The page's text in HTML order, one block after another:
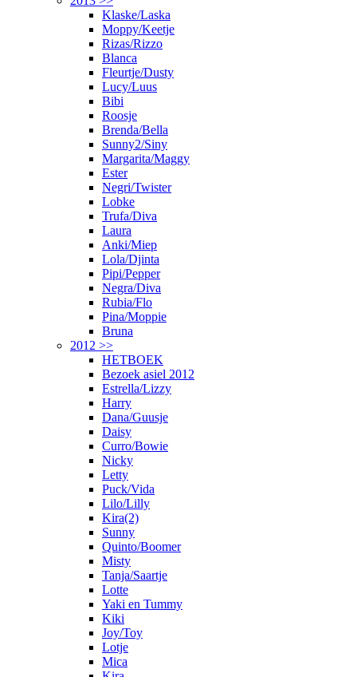
Klaske/Laska
Moppy/Keetje
Rizas/Rizzo
Blanca
Fleurtje/Dusty
Lucy/Luus
Bibi
Roosje
Brenda/Bella
Sunny2/Siny
Margarita/Maggy
Ester
Negri/Twister
Lobke
Trufa/Diva
Laura
Anki/Miep
Lola/Djinta
Pipi/Pepper
Negra/Diva
Rubia/Flo
Pina/Moppie
Bruna
2012 >>
HETBOEK
Bezoek asiel 2012
Estrella/Lizzy
Harry
Dana/Guusje
Daisy
Curro/Bowie
Nicky
Letty
Puck/Vida
Lilo/Lilly
Kira(2)
Sunny
Quinto/Boomer
Misty
Tanja/Saartje
Lotte
Yaki en Tummy
Kiki
Joy/Toy
Lotje
Mica